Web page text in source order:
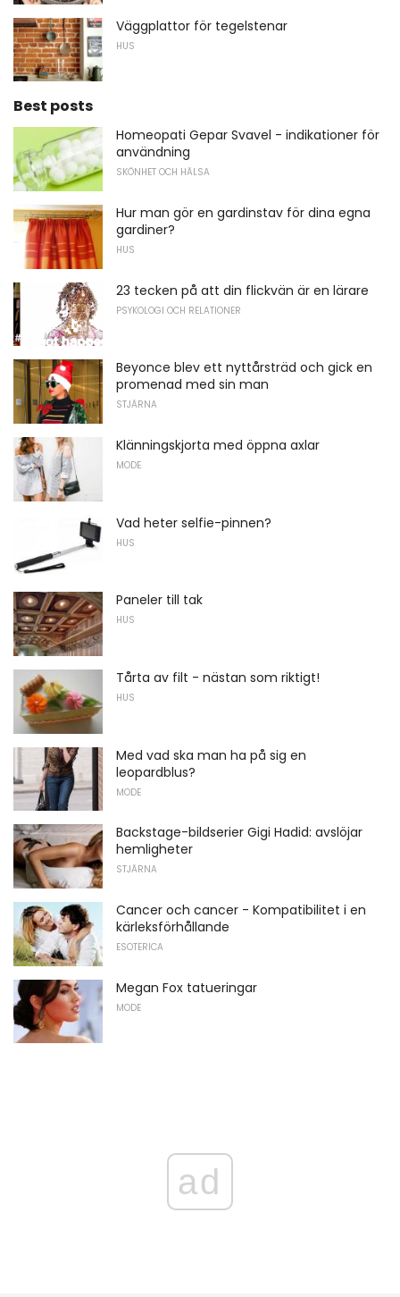
Väggplattor för tegelstenar
HUS
Best posts
Homeopati Gepar Svavel - indikationer för
användning
SKÖNHET OCH HÄLSA
Hur man gör en gardinstav för dina egna
gardiner?
HUS
23 tecken på att din flickvän är en lärare
PSYKOLOGI OCH RELATIONER
Beyonce blev ett nyttårsträd och gick en
promenad med sin man
STJÄRNA
Klänningskjorta med öppna axlar
MODE
Vad heter selfie-pinnen?
HUS
Paneler till tak
HUS
Tårta av filt - nästan som riktigt!
HUS
Med vad ska man ha på sig en
leopardblus?
MODE
Backstage-bildserier Gigi Hadid: avslöjar
hemligheter
STJÄRNA
Cancer och cancer - Kompatibilitet i en
kärleksförhållande
ESOTERICA
Megan Fox tatueringar
MODE
ad